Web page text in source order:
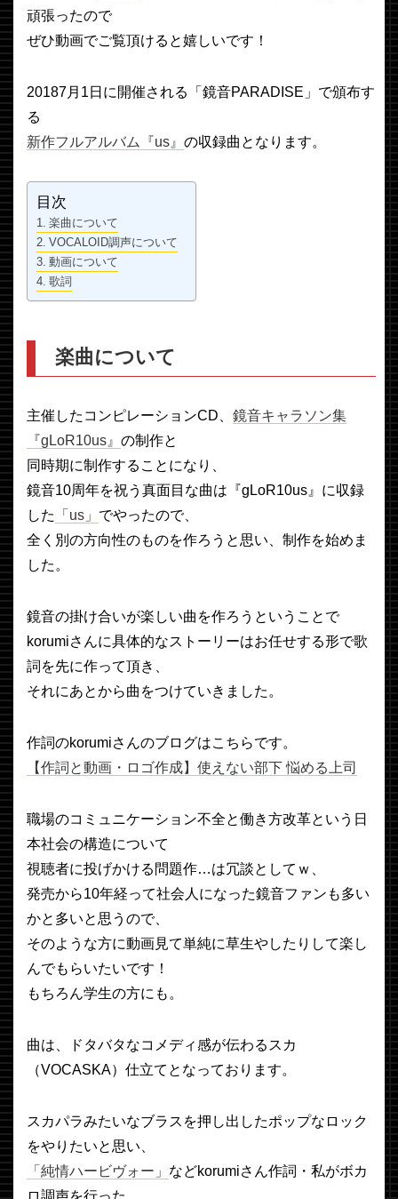
頑張ったので
ぜひ動画でご覧頂けると嬉しいです！
20187月1日に開催される「鏡音PARADISE」で頒布す
る
新作フルアルバム『us』 の収録曲となります。
目次
楽曲について
VOCALOID調声について
動画について
歌詞
楽曲について
主催したコンピレーションCD、 鏡音キャラソン集
『gLoR10us』 の制作と
同時期に制作することになり、
鏡音10周年を祝う真面目な曲は『gLoR10us』に収録
した
「us」 でやったので、
全く別の方向性のものを作ろうと思い、制作を始めま
した。
鏡音の掛け合いが楽しい曲を作ろうということで
korumiさんに具体的なストーリーはお任せする形で歌
詞を先に作って頂き、
それにあとから曲をつけていきました。
作詞のkorumiさんのブログはこちらです。
【作詞と動画・ロゴ作成】使えない部下 悩める上司
職場のコミュニケーション不全と働き方改革という日
本社会の構造について
視聴者に投げかける問題作…は冗談としてｗ、
発売から10年経って社会人になった鏡音ファンも多い
かと多いと思うので、
そのような方に動画見て単純に草生やしたりして楽し
んでもらいたいです！
もちろん学生の方にも。
曲は、ドタバタなコメディ感が伝わるスカ
（VOCASKA）仕立てとなっております。
スカパラみたいなブラスを押し出したポップなロック
をやりたいと思い、
「純情ハービヴォー」 などkorumiさん作詞・私がボカ